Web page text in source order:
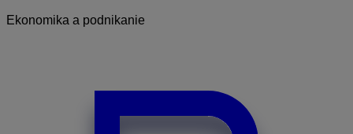
Ekonomika a podnikanie